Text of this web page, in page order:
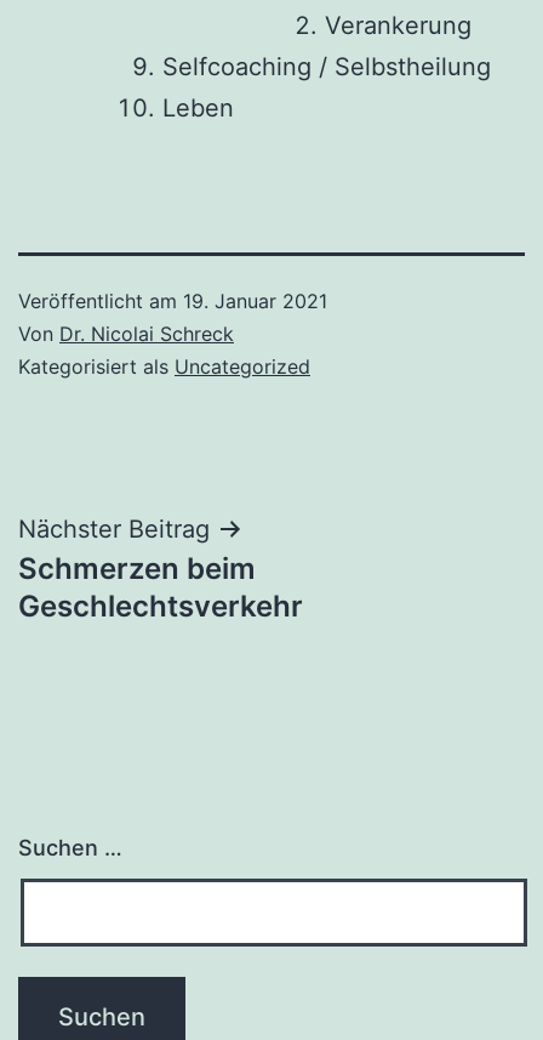
Verankerung
Selfcoaching / Selbstheilung
Leben
Veröffentlicht am 19. Januar 2021
Von Dr. Nicolai Schreck
Kategorisiert als Uncategorized
Beitragsnavigation
Nächster Beitrag
Schmerzen beim
Geschlechtsverkehr
Suchen …